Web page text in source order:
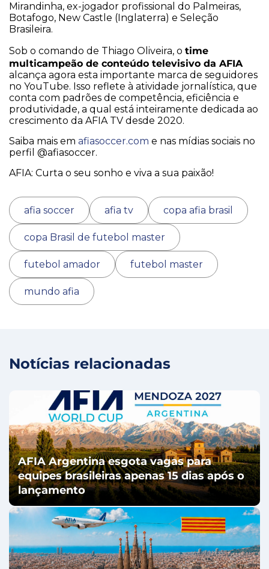
Mirandinha, ex-jogador profissional do Palmeiras,
Botafogo, New Castle (Inglaterra) e Seleção
Brasileira.
Sob o comando de Thiago Oliveira, o time
multicampeão de conteúdo televisivo da AFIA
alcança agora esta importante marca de seguidores
no YouTube. Isso reflete à atividade jornalística, que
conta com padrões de competência, eficiência e
produtividade, a qual está inteiramente dedicada ao
crescimento da AFIA TV desde 2020.
Saiba mais em afiasoccer.com e nas mídias sociais no
perfil @afiasoccer.
AFIA: Curta o seu sonho e viva a sua paixão!
afia soccer afia tv copa afia brasil
copa Brasil de futebol master
futebol amador futebol master
mundo afia
Notícias relacionadas
AFIA Argentina esgota vagas para
equipes brasileiras apenas 15 dias após o
lançamento